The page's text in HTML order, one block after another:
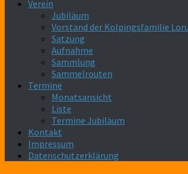
Verein
Jubiläum
Vorstand der Kolpingsfamilie
Satzung
Aufnahme
Sammlung
Sammelrouten
Termine
Monatsansicht
Liste
Termine Jubiläum
Kontakt
Impressum
Datenschutzerklärung